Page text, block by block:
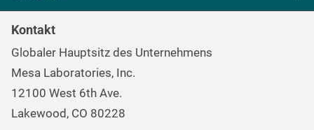
Kontinuierliche Überwachung und Prozessüberwachung
Datenlogger
Umgebungskontrolle und Luftqualität
Gas- und Luftströmungsmessung
Qualitätskontrolle bei der Behandlung von
Unser Ziel
Umwelt-, Sozial- und Unternehmensführungsprogramm
Informationen für
Kontakt
Globaler Hauptsitz des Unternehmens
Mesa Laboratories, Inc.
12100 West 6th Ave.
Lakewood, CO 80228